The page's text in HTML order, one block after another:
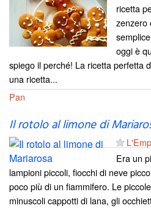
ricetta
zenzero
oggi è
spiego il perché! La ricetta perfetta
una ricetta...
Pan
Il rotolo al limone di
Era un
lampioni piccoli, fiocchi di neve
poco più di un fiammifero. Le
minuscoli cappotti di lana, gli